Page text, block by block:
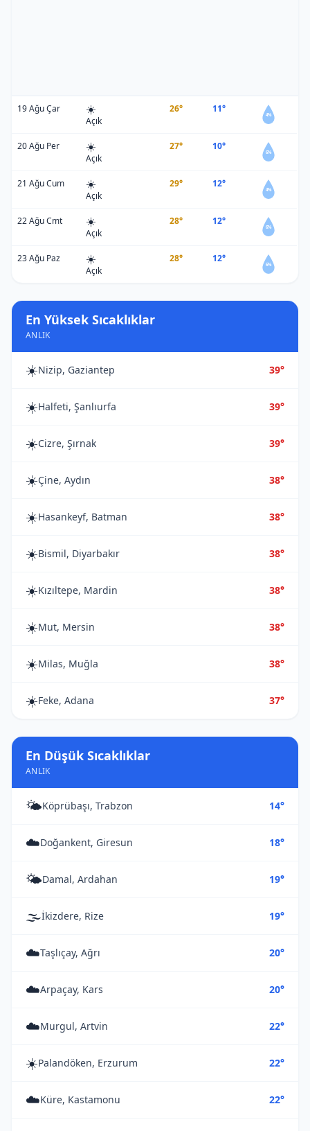
19 Ağu Çar ☀️
Açık
26° 11°
4%
20 Ağu Per ☀️
Açık
27° 10°
6%
21 Ağu Cum ☀️
Açık
29° 12°
4%
22 Ağu Cmt ☀️
Açık
28° 12°
6%
23 Ağu Paz ☀️
Açık
28° 12°
6%
En Yüksek Sıcaklıklar
ANLIK
☀️Nizip, Gaziantep 39°
☀️Halfeti, Şanlıurfa 39°
☀️Cizre, Şırnak 39°
☀️Çine, Aydın 38°
☀️Hasankeyf, Batman 38°
☀️Bismil, Diyarbakır 38°
☀️Kızıltepe, Mardin 38°
☀️Mut, Mersin 38°
☀️Milas, Muğla 38°
☀️Feke, Adana 37°
En Düşük Sıcaklıklar
ANLIK
🌤️Köprübaşı, Trabzon 14°
☁️Doğankent, Giresun 18°
🌤️Damal, Ardahan 19°
🌫️İkizdere, Rize 19°
☁️Taşlıçay, Ağrı 20°
☁️Arpaçay, Kars 20°
☁️Murgul, Artvin 22°
☀️Palandöken, Erzurum 22°
☁️Küre, Kastamonu 22°